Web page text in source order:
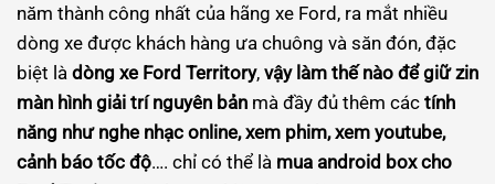
năm thành công nhất của hãng xe Ford, ra mắt nhiều
dòng xe được khách hàng ưa chuông và săn đón, đặc
biệt là dòng xe Ford Territory, vậy làm thế nào để giữ zin
màn hình giải trí nguyên bản mà đầy đủ thêm các tính
năng như nghe nhạc online, xem phim, xem youtube,
cảnh báo tốc độ…. chỉ có thể là mua android box cho